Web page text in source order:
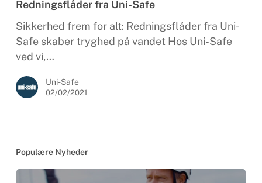
Safe
Redningsflåder fra Uni-Safe
Sikkerhed frem for alt: Redningsflåder fra Uni-
Safe skaber tryghed på vandet Hos Uni-Safe
ved vi,…
Uni-Safe
02/02/2021
Populære Nyheder